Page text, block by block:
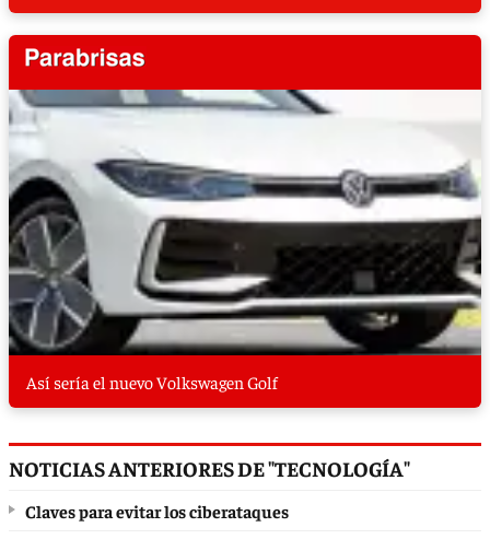
Así sería el nuevo Volkswagen Golf
NOTICIAS ANTERIORES DE "TECNOLOGÍA"
Claves para evitar los ciberataques